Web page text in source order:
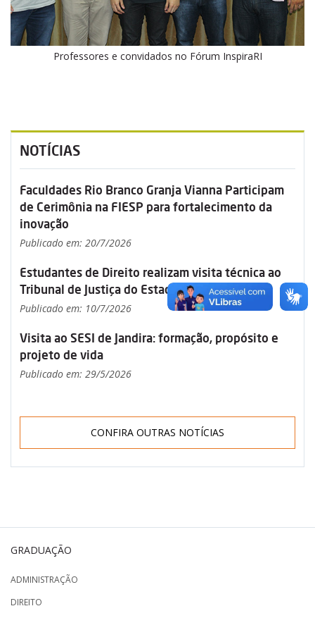
Professores e convidados no Fórum InspiraRI
NOTÍCIAS
Faculdades Rio Branco Granja Vianna Participam
de Cerimônia na FIESP para fortalecimento da
inovação
Publicado em: 20/7/2026
Estudantes de Direito realizam visita técnica ao
Tribunal de Justiça do Estado de São Paulo
Publicado em: 10/7/2026
Visita ao SESI de Jandira: formação, propósito e
projeto de vida
Publicado em: 29/5/2026
CONFIRA OUTRAS NOTÍCIAS
GRADUAÇÃO
ADMINISTRAÇÃO
DIREITO